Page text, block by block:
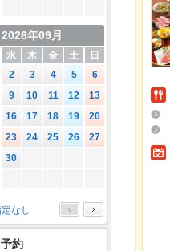
2026年09月
水 木 金 土
日
2 3 4 5
6
9 10 11 12
13
16 17 18 19
20
23 24 25 26
27
30
2026年10月
水 木 金 土
日
なし
約